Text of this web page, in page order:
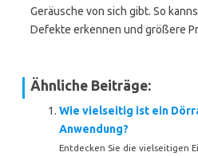
Geräusche von sich gibt. So
Defekte erkennen und größere
Ähnliche Beiträge:
Wie vielseitig ist ein
Anwendung?
Entdecken Sie die vielseitigen